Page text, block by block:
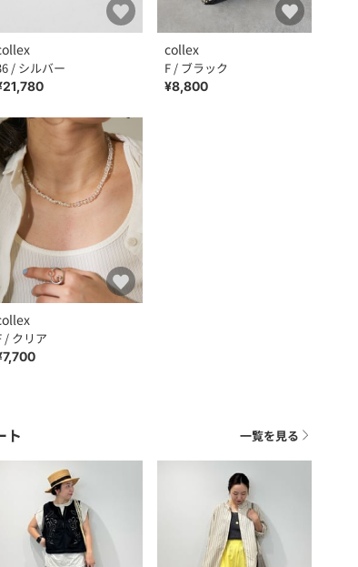
/ シルバー
collex
F / ブラック
¥8,800
/ クリア
ト 一覧を見る